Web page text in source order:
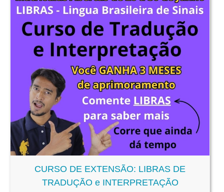
CURSO DE EXTENSÃO: LIBRAS DE
TRADUÇÃO e INTERPRETAÇÃO